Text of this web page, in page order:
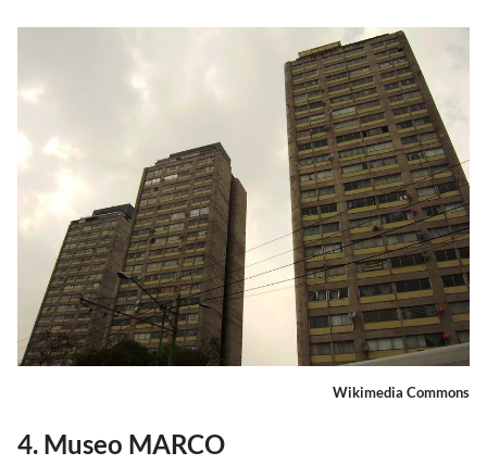
Wikimedia Commons
4. Museo MARCO